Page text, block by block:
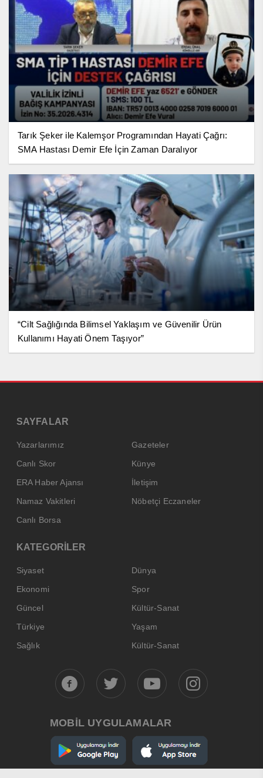
Tarık Şeker ile Kalemşor Programından Hayati Çağrı:
SMA Hastası Demir Efe İçin Zaman Daralıyor
“Cilt Sağlığında Bilimsel Yaklaşım ve Güvenilir Ürün
Kullanımı Hayati Önem Taşıyor”
SAYFALAR
Yazarlarımız
Gazeteler
Canlı Skor
Künye
ERA Haber Ajansı
İletişim
Namaz Vakitleri
Nöbetçi Eczaneler
Canlı Borsa
KATEGORİLER
Siyaset
Dünya
Ekonomi
Spor
Güncel
Kültür-Sanat
Türkiye
Yaşam
Sağlık
Kültür-Sanat
MOBİL UYGULAMALAR